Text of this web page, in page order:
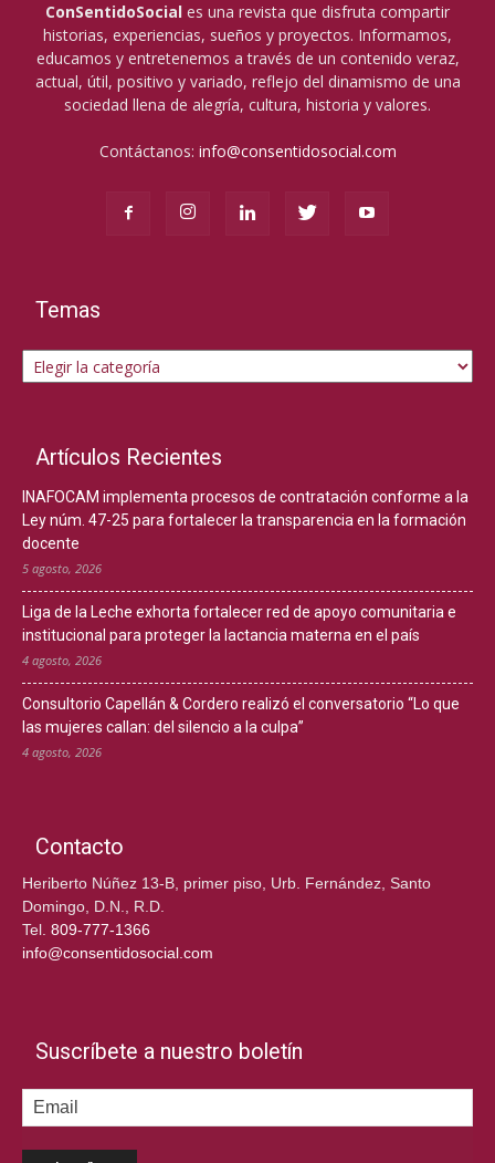
ConSentidoSocial es una revista que disfruta compartir
historias, experiencias, sueños y proyectos. Informamos,
educamos y entretenemos a través de un contenido veraz,
actual, útil, positivo y variado, reflejo del dinamismo de una
sociedad llena de alegría, cultura, historia y valores.
Contáctanos: info@consentidosocial.com
Temas
Temas
Artículos Recientes
INAFOCAM implementa procesos de contratación conforme a la
Ley núm. 47-25 para fortalecer la transparencia en la formación
docente
5 agosto, 2026
Liga de la Leche exhorta fortalecer red de apoyo comunitaria e
institucional para proteger la lactancia materna en el país
4 agosto, 2026
Consultorio Capellán & Cordero realizó el conversatorio “Lo que
las mujeres callan: del silencio a la culpa”
4 agosto, 2026
Contacto
Heriberto Núñez 13-B, primer piso, Urb. Fernández, Santo
Domingo, D.N., R.D.
Tel. 809-777-1366
info@consentidosocial.com
Suscríbete a nuestro boletín